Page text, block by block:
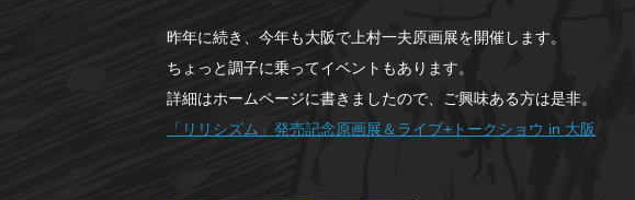
昨年に続き、今年も大阪で上村一夫原画展を開催します。
ちょっと調子に乗ってイベントもあります。
詳細はホームページに書きましたので、ご興味ある方は是非。
「リリシズム」発売記念原画展＆ライブ+トークショウ in 大阪